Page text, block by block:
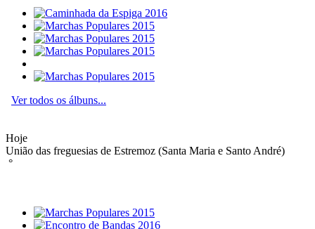
Ver todos os álbuns...
Hoje
União das freguesias de Estremoz (Santa Maria e Santo André)
°